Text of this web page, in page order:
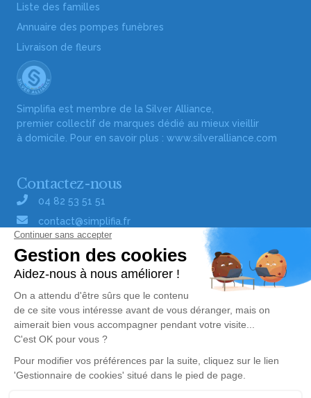
Liste des familles
Annuaire des pompes funèbres
Livraison de fleurs
Simplifia est membre de la Silver Alliance,
premier collectif de marques dédié au mieux vieillir
à domicile. Pour en savoir plus : www.silveralliance.com
Contactez-nous
04 82 53 51 51
contact@simplifia.fr
Réseaux sociaux
Liens utiles
Publier un avis de décès
Signaler un abus/une erreur